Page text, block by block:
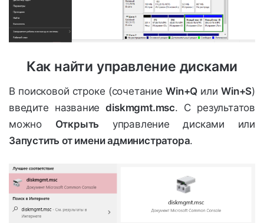
Как найти управление дисками
В поисковой строке (сочетаниеWin+Q илиWin+S)
введите названиеdiskmgmt.msc. С результатов
можно Открыть управление дисками или
Запустить от имени администратора.